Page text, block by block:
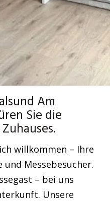
Am
Sie die
willkommen – Ihre
Messebesucher.
– bei uns
Unsere